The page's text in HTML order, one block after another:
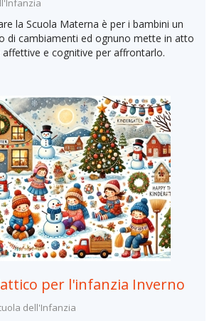
la Scuola Materna è per i bambini un
di cambiamenti ed ognuno mette in atto
e cognitive per affrontarlo.
per l'infanzia Inverno
dell'Infanzia